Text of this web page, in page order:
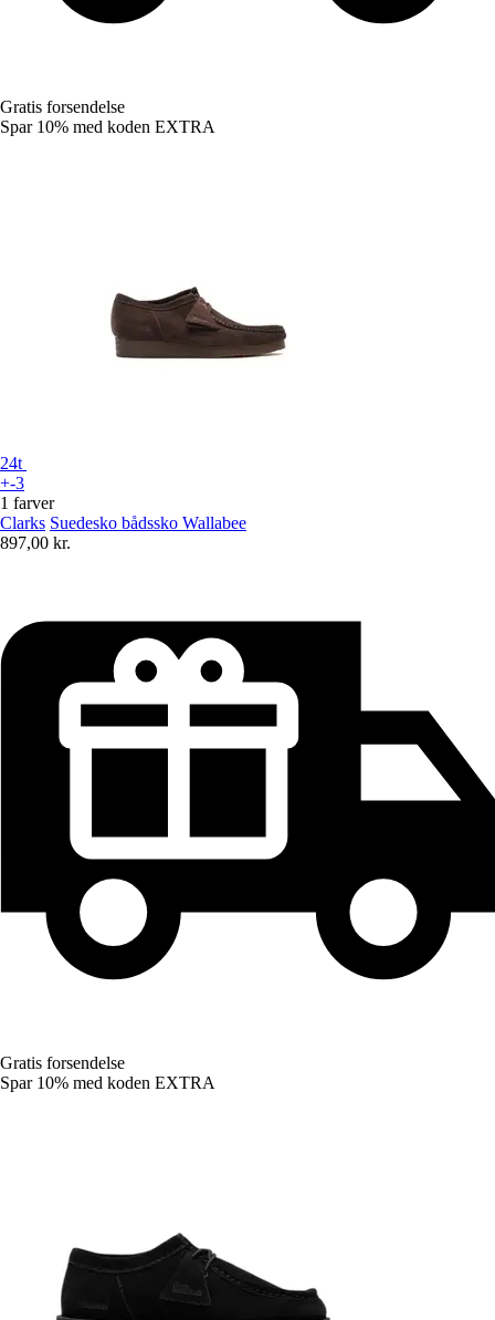
Gratis forsendelse
Spar 10% med koden EXTRA
24t
+-3
1 farver
Clarks Suedesko bådssko Wallabee
897,00 kr.
Gratis forsendelse
Spar 10% med koden EXTRA